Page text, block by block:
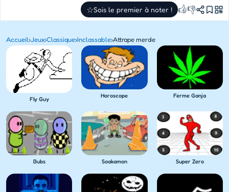
☆Sois le premier à noter ! 👍👎
Accueil›Jeux›Classique›Inclassable›Attrape merde
Fly Guy Horoscope Ferme Ganja
Bubs Soakamon Super Zero